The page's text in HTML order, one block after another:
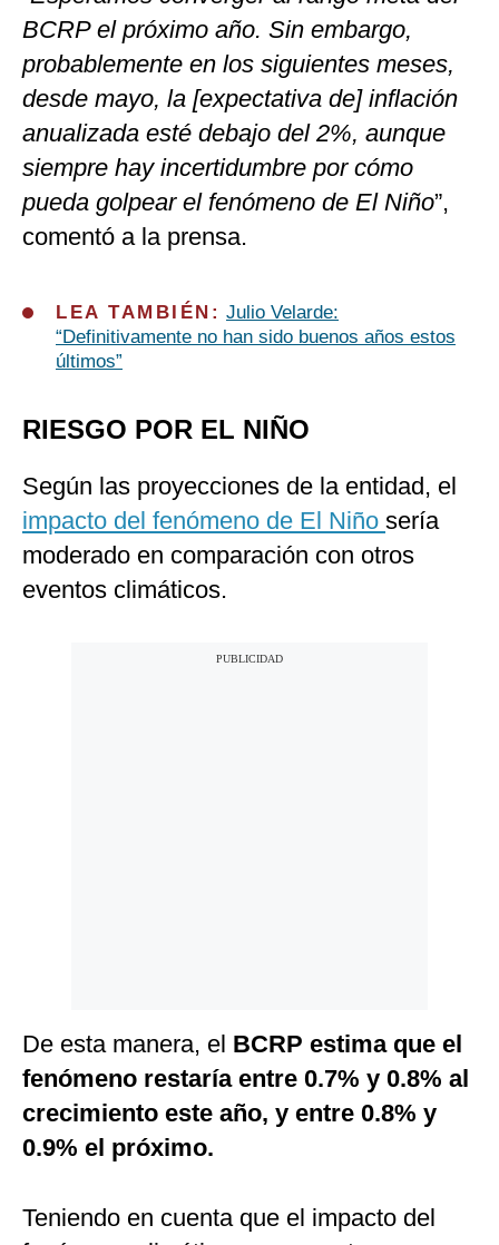
BCRP el próximo año. Sin embargo,
probablemente en los siguientes meses,
desde mayo, la [expectativa de] inflación
anualizada esté debajo del 2%, aunque
siempre hay incertidumbre por cómo
pueda golpear el fenómeno de El Niño”,
comentó a la prensa.
LEA TAMBIÉN: Julio Velarde:
“Definitivamente no han sido buenos años estos
últimos”
RIESGO POR EL NIÑO
Según las proyecciones de la entidad, el
impacto del fenómeno de El Niño sería
moderado en comparación con otros
eventos climáticos.
De esta manera, el BCRP estima que el
fenómeno restaría entre 0.7% y 0.8% al
crecimiento este año, y entre 0.8% y
0.9% el próximo.
Teniendo en cuenta que el impacto del